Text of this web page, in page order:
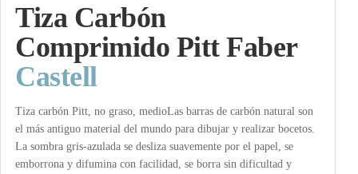
Tiza Carbón
Comprimido Pitt Faber
Castell
Tiza carbón Pitt, no graso, medioLas barras de carbón natural son
el más antiguo material del mundo para dibujar y realizar bocetos.
La sombra gris-azulada se desliza suavemente por el papel, se
emborrona y difumina con facilidad, se borra sin dificultad y